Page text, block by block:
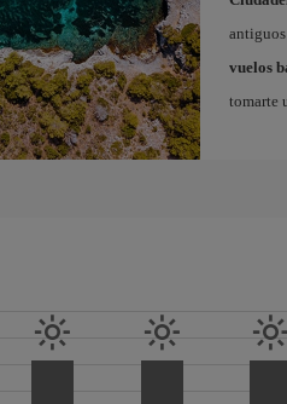
antiguos
vuelos
tomarte